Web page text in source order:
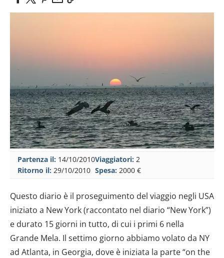
Partenza il: 14/10/2010
Ritorno il: 29/10/2010
Viaggiatori: 2
Spesa: 2000 €
Questo diario è il proseguimento del viaggio negli USA
iniziato a New York (raccontato nel diario “New York”)
e durato 15 giorni in tutto, di cui i primi 6 nella
Grande Mela. Il settimo giorno abbiamo volato da NY
ad Atlanta, in Georgia, dove è iniziata la parte “on the